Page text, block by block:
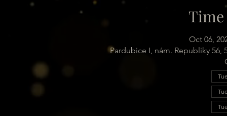
Oct 06,
Pardubice I, nám. Republiky 56,